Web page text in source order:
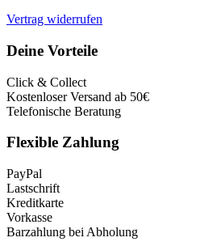
Vertrag widerrufen
Deine Vorteile
Click & Collect
Kostenloser Versand ab 50€
Telefonische Beratung
Flexible Zahlung
PayPal
Lastschrift
Kreditkarte
Vorkasse
Barzahlung bei Abholung